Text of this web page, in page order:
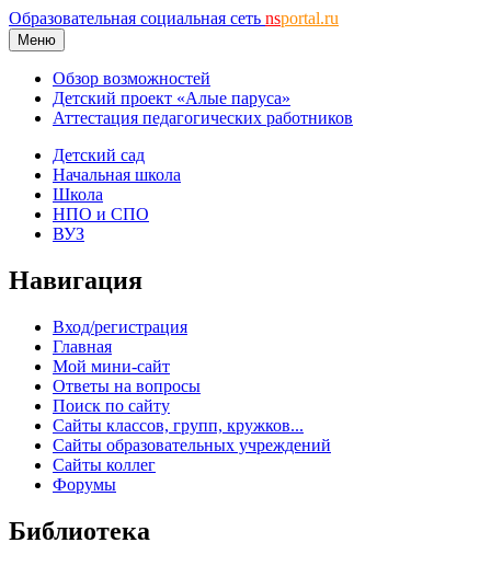
Образовательная социальная сеть nsportal.ru
Меню
Обзор возможностей
Детский проект «Алые паруса»
Аттестация педагогических работников
Детский сад
Начальная школа
Школа
НПО и СПО
ВУЗ
Навигация
Вход/регистрация
Главная
Мой мини-сайт
Ответы на вопросы
Поиск по сайту
Сайты классов, групп, кружков...
Сайты образовательных учреждений
Сайты коллег
Форумы
Библиотека